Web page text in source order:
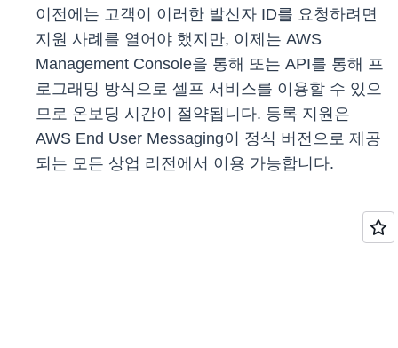
이전에는 고객이 이러한 발신자 ID를 요청하려면
지원 사례를 열어야 했지만, 이제는 AWS
Management Console을 통해 또는 API를 통해 프
로그래밍 방식으로 셀프 서비스를 이용할 수 있으
므로 온보딩 시간이 절약됩니다. 등록 지원은
AWS End User Messaging이 정식 버전으로 제공
되는 모든 상업 리전에서 이용 가능합니다.